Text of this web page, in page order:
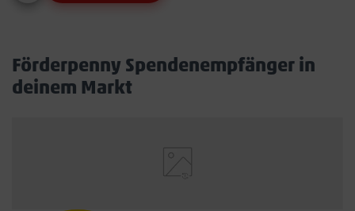
Förderpenny Spendenempfänger in
deinem Markt